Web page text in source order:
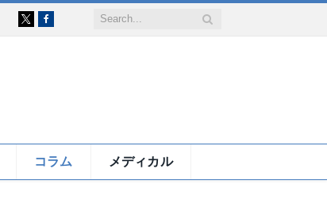
Facebook
コラム メディカル